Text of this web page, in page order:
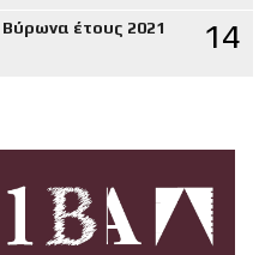
έτους 2021 14